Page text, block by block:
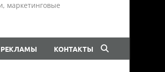
маркетинговые
КОНТАКТЫ